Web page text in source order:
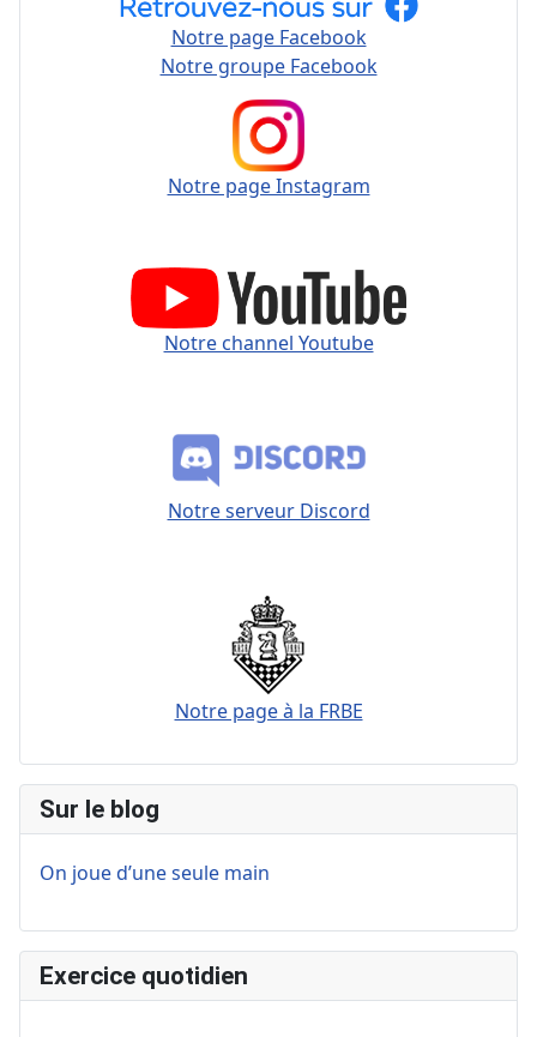
Notre page Facebook
Notre groupe Facebook
Notre page Instagram
Notre channel Youtube
Notre serveur Discord
Notre page à la FRBE
Sur le blog
On joue d’une seule main
Exercice quotidien